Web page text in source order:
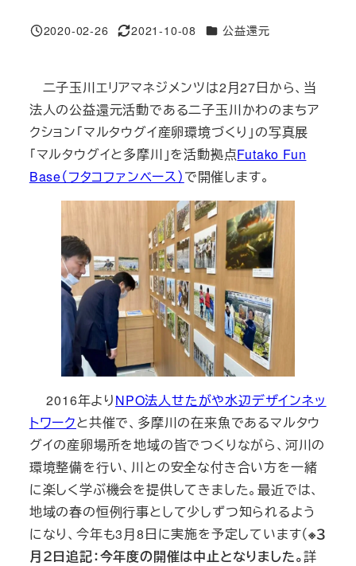
投稿日
2020-02-26
更新日
2021-10-08 カテゴリー
公益還元
二子玉川エリアマネジメンツは2月27日から、当
法人の公益還元活動である二子玉川かわのまちア
クション「マルタウグイ産卵環境づくり」の写真展
「マルタウグイと多摩川」を活動拠点Futako Fun
Base（フタコファンベース）で開催します。
2016年よりNPO法人せたがや水辺デザインネッ
トワークと共催で、多摩川の在来魚であるマルタウ
グイの産卵場所を地域の皆でつくりながら、河川の
環境整備を行い、川との安全な付き合い方を一緒
に楽しく学ぶ機会を提供してきました。最近では、
地域の春の恒例行事として少しずつ知られるよう
になり、今年も3月8日に実施を予定しています（※３
月２日追記：今年度の開催は中止となりました。詳